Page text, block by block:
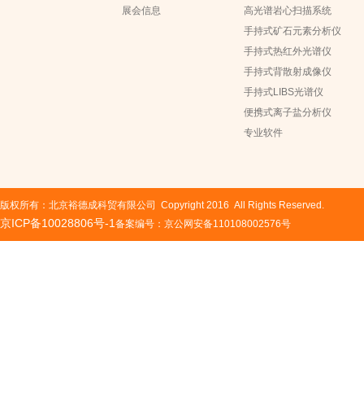
展会信息
高光谱岩心扫描系统
手持式矿石元素分析仪
手持式热红外光谱仪
手持式背散射成像仪
手持式LIBS光谱仪
便携式离子盐分析仪
专业软件
版权所有：北京裕德成科贸有限公司 Copyright 2016 All Rights Reserved.
京ICP备10028806号-1 备案编号：京公网安备110108002576号